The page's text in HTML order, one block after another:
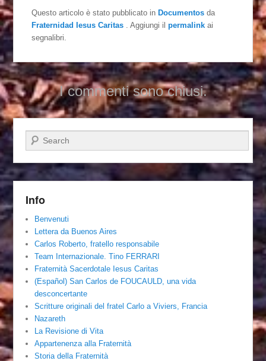
Questo articolo è stato pubblicato inDocumentos da
Fraternidad Iesus Caritas
. Aggiungi ilpermalink ai
segnalibri.
I commenti sono chiusi.
Cerca
Info
Benvenuti
Lettera da Buenos Aires
Carlos Roberto, fratello responsabile
Team Internazionale. Tino FERRARI
Fraternità Sacerdotale Iesus Caritas
(Español) San Carlos de FOUCAULD, una vida
desconcertante
Scritture originali del fratel Carlo a Viviers, Francia
Nazareth
La Revisione di Vita
Appartenenza alla Fraternità
Storia della Fraternità